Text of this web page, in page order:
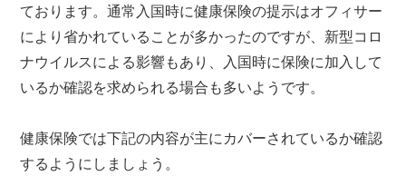
ております。通常入国時に健康保険の提示はオフィサー
により省かれていることが多かったのですが、新型コロ
ナウイルスによる影響もあり、入国時に保険に加入して
いるか確認を求められる場合も多いようです。
健康保険では下記の内容が主にカバーされているか確認
するようにしましょう。